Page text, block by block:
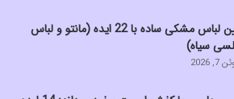
تزیین لباس مشکی ساده با 22 ایده (مانتو و لباس
سیاه)
7, 2026